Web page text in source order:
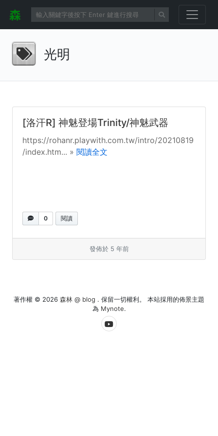
光明
[洛汗R] 神魅登場Trinity/神魅武器
https://rohanr.playwith.com.tw/intro/20210819
/index.htm... » 閱讀全文
0 閱讀
發佈於 5 年前
著作權 © 2026 森林 @ blog . 保留一切權利。 本站採用的佈景主題
為 Mynote.